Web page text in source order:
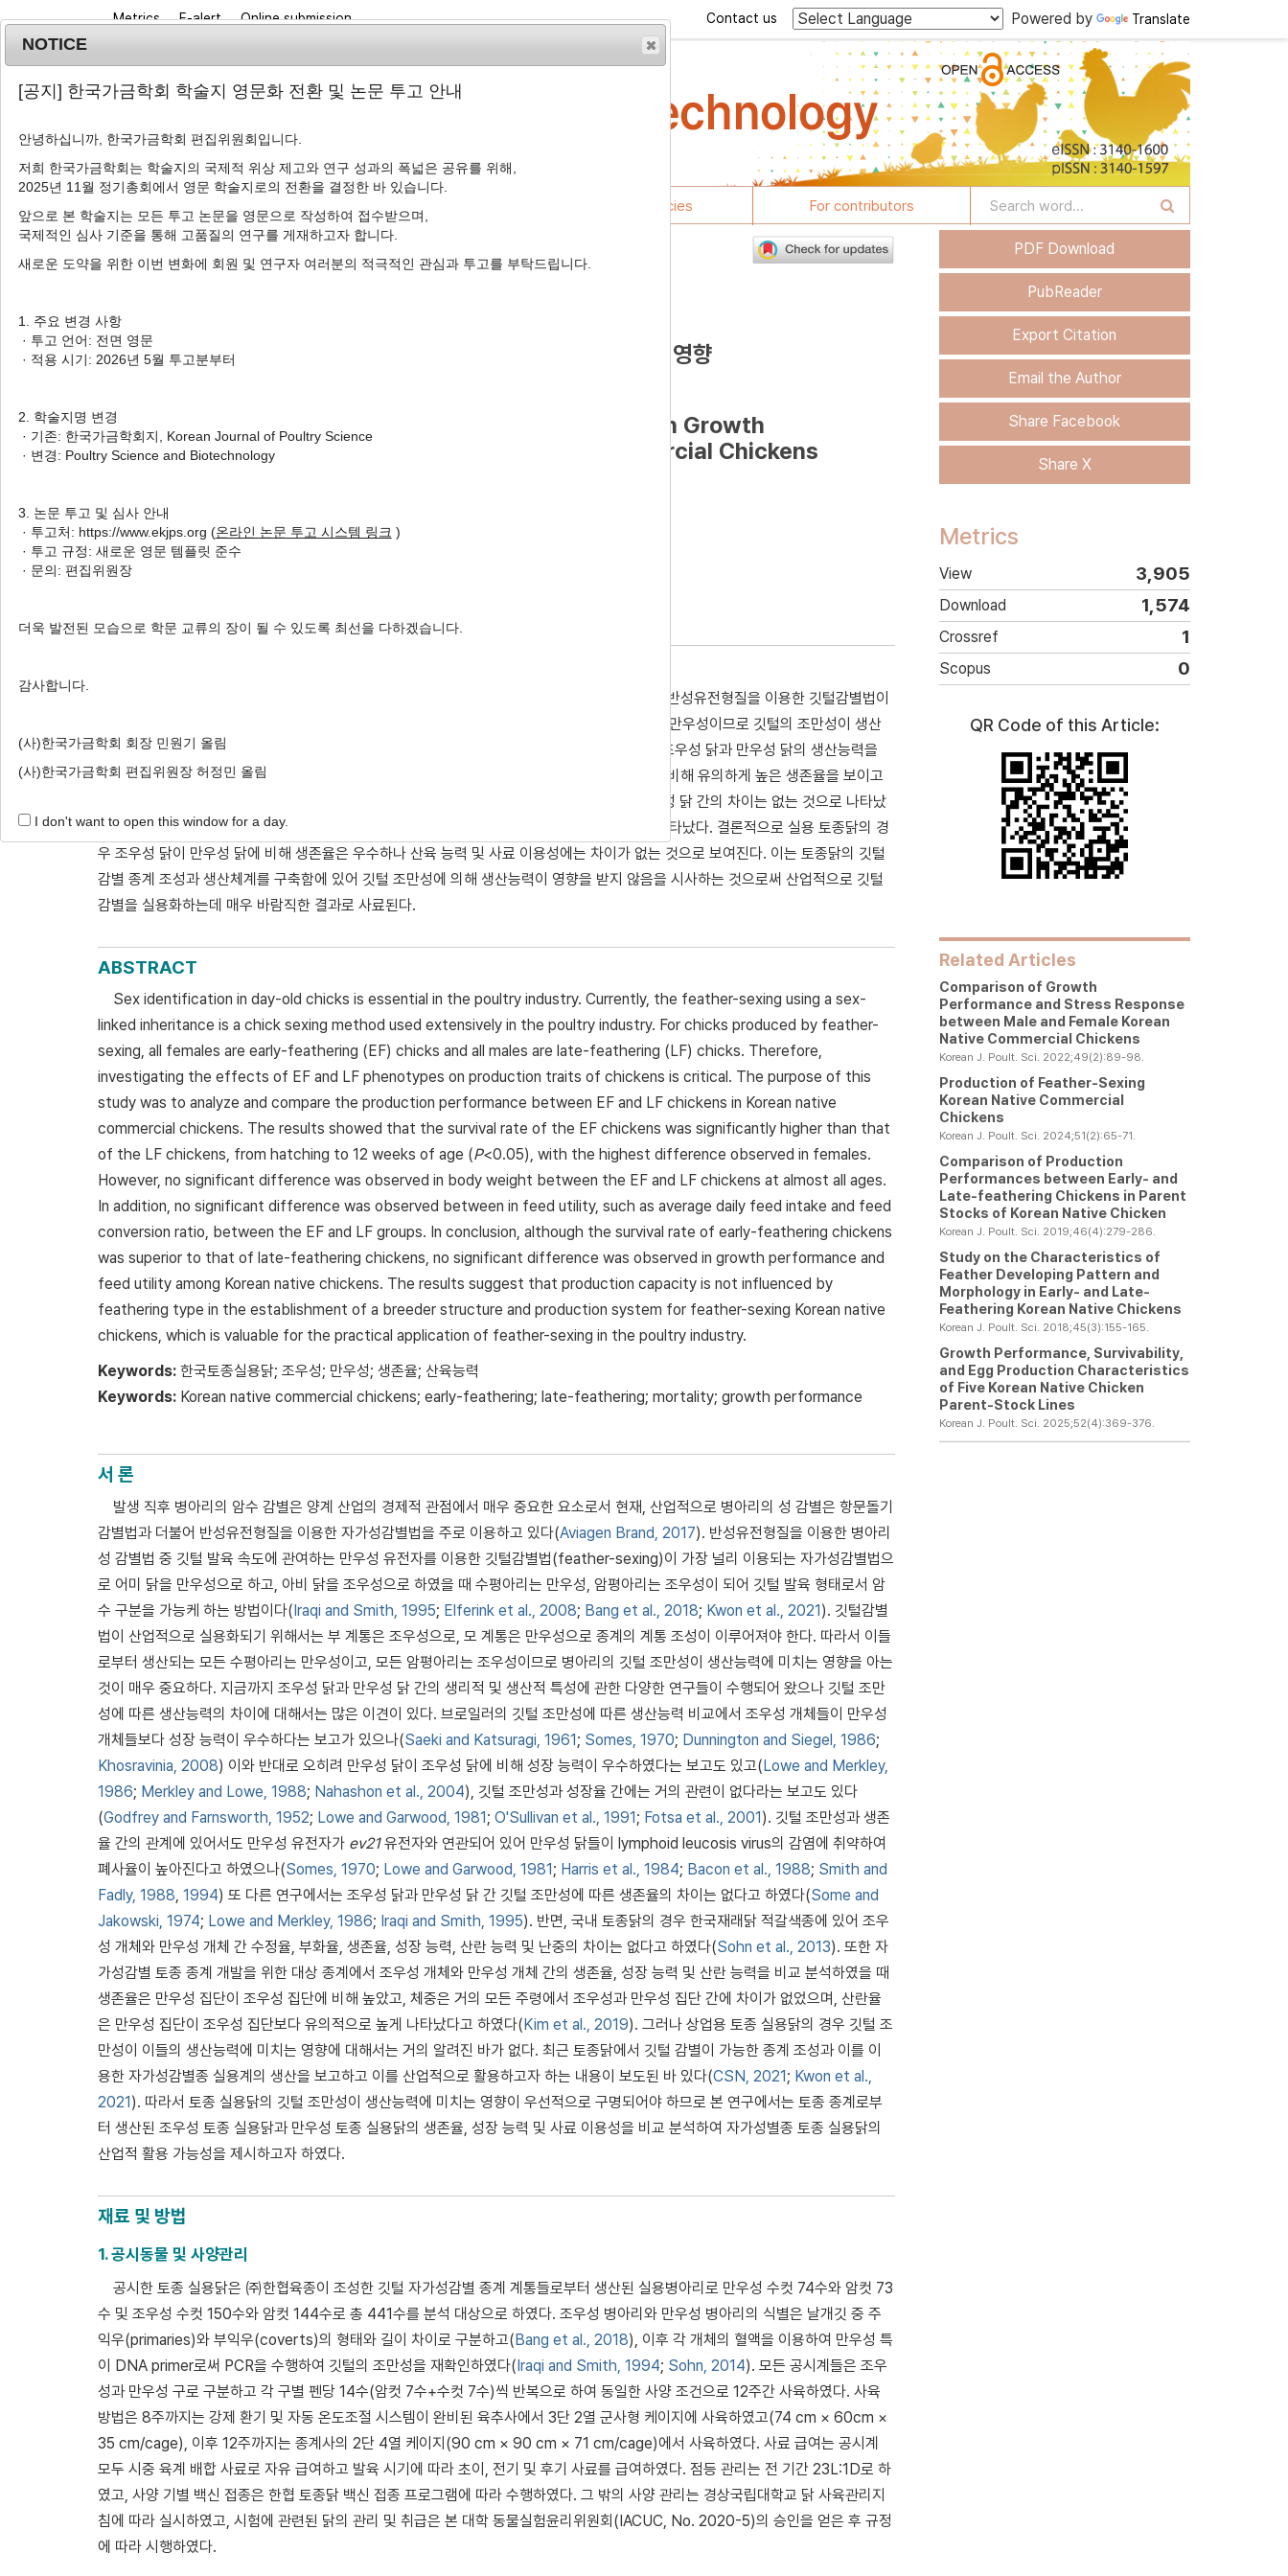
Metrics E-alert Online submission Powered by Translate
Contact us
Journal info Browse articles Journal policies For contributors
Korean J. Poult. Sci. 2021;48(4):177- 184
pISSN: 1225-6625, eISSN: 2287-5387
Article
토종 실용닭의 깃털 조만성 형태가 산육능력 및 생존율에 미치는 영향
Effects of Early- and Late-Feathering Phenotypes on Growth
Performance and Mortality in Korean Native Commercial Chickens
Author Information & Copyright ▼
Received: Oct 19, 2021
병아리의 성 감별은 양계 산업에 매우 중요한 요소이다. 현재, 산업적으로 병아리의 성 감별은 반성유전형질을 이용한 깃털감별법이
가장 널리 이용되고 있다. 그러나 깃털 감별로 생산된 병아리는 암컷은 모두 조우성, 수컷은 모두 만우성이므로 깃털의 조만성이 생산
능력에 미치는 영향을 아는 것이 매우 중요하다. 따라서 본 연구에서는 실용 토종닭을 대상으로 조우성 닭과 만우성 닭의 생산능력을
비교 분석하고자 하였다. 분석 결과, 발생 후 12주령까지의 생존율에서 조우성 닭이 만우성 닭에 비해 유의하게 높은 생존율을 보이고
<0.05). 체중은 거의 모든 주령에서 조우성 닭과 만우성 닭 간의 차이는 없는 것으로 나타났
다. 사료 섭취량 및 사료요구율에 있어서도 모든 조사 기간내 두 집단 간의 차이가 없는 것으로 나타났다. 결론적으로 실용 토종닭의 경
우 조우성 닭이 만우성 닭에 비해 생존율은 우수하나 산육 능력 및 사료 이용성에는 차이가 없는 것으로 보여진다. 이는 토종닭의 깃털
감별 종계 조성과 생산체계를 구축함에 있어 깃털 조만성에 의해 생산능력이 영향을 받지 않음을 시사하는 것으로써 산업적으로 깃털
감별을 실용화하는데 매우 바람직한 결과로 사료된다.
ABSTRACT
Sex identification in day-old chicks is essential in the poultry industry. Currently, the feather-sexing using a sex-
linked inheritance is a chick sexing method used extensively in the poultry industry. For chicks produced by feather-
sexing, all females are early-feathering (EF) chicks and all males are late-feathering (LF) chicks. Therefore,
investigating the effects of EF and LF phenotypes on production traits of chickens is critical. The purpose of this
study was to analyze and compare the production performance between EF and LF chickens in Korean native
commercial chickens. The results showed that the survival rate of the EF chickens was significantly higher than that
of the LF chickens, from hatching to 12 weeks of age (P<0.05), with the highest difference observed in females.
However, no significant difference was observed in body weight between the EF and LF chickens at almost all ages.
In addition, no significant difference was observed between in feed utility, such as average daily feed intake and feed
conversion ratio, between the EF and LF groups. In conclusion, although the survival rate of early-feathering chickens
was superior to that of late-feathering chickens, no significant difference was observed in growth performance and
feed utility among Korean native chickens. The results suggest that production capacity is not influenced by
feathering type in the establishment of a breeder structure and production system for feather-sexing Korean native
chickens, which is valuable for the practical application of feather-sexing in the poultry industry.
Keywords: 한국토종실용닭; 조우성; 만우성; 생존율; 산육능력
Keywords: Korean native commercial chickens; early-feathering; late-feathering; mortality; growth performance
서 론
발생 직후 병아리의 암수 감별은 양계 산업의 경제적 관점에서 매우 중요한 요소로서 현재, 산업적으로 병아리의 성 감별은 항문돌기
감별법과 더불어 반성유전형질을 이용한 자가성감별법을 주로 이용하고 있다(Aviagen Brand, 2017). 반성유전형질을 이용한 병아리
성 감별법 중 깃털 발육 속도에 관여하는 만우성 유전자를 이용한 깃털감별법(feather-sexing)이 가장 널리 이용되는 자가성감별법으
로 어미 닭을 만우성으로 하고, 아비 닭을 조우성으로 하였을 때 수평아리는 만우성, 암평아리는 조우성이 되어 깃털 발육 형태로서 암
수 구분을 가능케 하는 방법이다(Iraqi and Smith, 1995; Elferink et al., 2008; Bang et al., 2018; Kwon et al., 2021). 깃털감별
법이 산업적으로 실용화되기 위해서는 부 계통은 조우성으로, 모 계통은 만우성으로 종계의 계통 조성이 이루어져야 한다. 따라서 이들
로부터 생산되는 모든 수평아리는 만우성이고, 모든 암평아리는 조우성이므로 병아리의 깃털 조만성이 생산능력에 미치는 영향을 아는
것이 매우 중요하다. 지금까지 조우성 닭과 만우성 닭 간의 생리적 및 생산적 특성에 관한 다양한 연구들이 수행되어 왔으나 깃털 조만
성에 따른 생산능력의 차이에 대해서는 많은 이견이 있다. 브로일러의 깃털 조만성에 따른 생산능력 비교에서 조우성 개체들이 만우성
개체들보다 성장 능력이 우수하다는 보고가 있으나(Saeki and Katsuragi, 1961; Somes, 1970; Dunnington and Siegel, 1986;
Khosravinia, 2008) 이와 반대로 오히려 만우성 닭이 조우성 닭에 비해 성장 능력이 우수하였다는 보고도 있고(Lowe and Merkley,
1986; Merkley and Lowe, 1988; Nahashon et al., 2004), 깃털 조만성과 성장율 간에는 거의 관련이 없다라는 보고도 있다
(Godfrey and Farnsworth, 1952; Lowe and Garwood, 1981; O'Sullivan et al., 1991; Fotsa et al., 2001). 깃털 조만성과 생존
율 간의 관계에 있어서도 만우성 유전자가 ev21유전자와 연관되어 있어 만우성 닭들이 lymphoid leucosis virus의 감염에 취약하여
폐사율이 높아진다고 하였으나(Somes, 1970; Lowe and Garwood, 1981; Harris et al., 1984; Bacon et al., 1988; Smith and
Fadly, 1988 1994) 또 다른 연구에서는 조우성 닭과 만우성 닭 간 깃털 조만성에 따른 생존율의 차이는 없다고 하였다(Some and
Jakowski, 1974; Lowe and Merkley, 1986; Iraqi and Smith, 1995). 반면, 국내 토종닭의 경우 한국재래닭 적갈색종에 있어 조우
성 개체와 만우성 개체 간 수정율, 부화율, 생존율, 성장 능력, 산란 능력 및 난중의 차이는 없다고 하였다(Sohn et al., 2013). 또한 자
가성감별 토종 종계 개발을 위한 대상 종계에서 조우성 개체와 만우성 개체 간의 생존율, 성장 능력 및 산란 능력을 비교 분석하였을 때
생존율은 만우성 집단이 조우성 집단에 비해 높았고, 체중은 거의 모든 주령에서 조우성과 만우성 집단 간에 차이가 없었으며, 산란율
은 만우성 집단이 조우성 집단보다 유의적으로 높게 나타났다고 하였다(Kim et al., 2019). 그러나 상업용 토종 실용닭의 경우 깃털 조
만성이 이들의 생산능력에 미치는 영향에 대해서는 거의 알려진 바가 없다. 최근 토종닭에서 깃털 감별이 가능한 종계 조성과 이를 이
용한 자가성감별종 실용계의 생산을 보고하고 이를 산업적으로 활용하고자 하는 내용이 보도된 바 있다(CSN, 2021; Kwon et al.,
2021). 따라서 토종 실용닭의 깃털 조만성이 생산능력에 미치는 영향이 우선적으로 구명되어야 하므로 본 연구에서는 토종 종계로부
터 생산된 조우성 토종 실용닭과 만우성 토종 실용닭의 생존율, 성장 능력 및 사료 이용성을 비교 분석하여 자가성별종 토종 실용닭의
산업적 활용 가능성을 제시하고자 하였다.
재료 및 방법
1. 공시동물 및 사양관리
공시한 토종 실용닭은 ㈜한협육종이 조성한 깃털 자가성감별 종계 계통들로부터 생산된 실용병아리로 만우성 수컷 74수와 암컷 73
수 및 조우성 수컷 150수와 암컷 144수로 총 441수를 분석 대상으로 하였다. 조우성 병아리와 만우성 병아리의 식별은 날개깃 중 주
익우(primaries)와 부익우(coverts)의 형태와 길이 차이로 구분하고(Bang et al., 2018), 이후 각 개체의 혈액을 이용하여 만우성 특
이 DNA primer로써 PCR을 수행하여 깃털의 조만성을 재확인하였다(Iraqi and Smith, 1994; Sohn, 2014). 모든 공시계들은 조우
성과 만우성 구로 구분하고 각 구별 펜당 14수(암컷 7수+수컷 7수)씩 반복으로 하여 동일한 사양 조건으로 12주간 사육하였다. 사육
방법은 8주까지는 강제 환기 및 자동 온도조절 시스템이 완비된 육추사에서 3단 2열 군사형 케이지에 사육하였고(74 cm × 60cm ×
35 cm/cage), 이후 12주까지는 종계사의 2단 4열 케이지(90 cm × 90 cm × 71 cm/cage)에서 사육하였다. 사료 급여는 공시계
모두 시중 육계 배합 사료로 자유 급여하고 발육 시기에 따라 초이, 전기 및 후기 사료를 급여하였다. 점등 관리는 전 기간 23L:1D로 하
였고, 사양 기별 백신 접종은 한협 토종닭 백신 접종 프로그램에 따라 수행하였다. 그 밖의 사양 관리는 경상국립대학교 닭 사육관리지
침에 따라 실시하였고, 시험에 관련된 닭의 관리 및 취급은 본 대학 동물실험윤리위원회(IACUC, No. 2020-5)의 승인을 얻은 후 규정
에 따라 시행하였다.
PDF Download
PubReader
Export Citation
Email the Author
Share Facebook
Share X
Metrics
View 3,905
Download 1,574
Crossref 1
Scopus 0
QR Code of this Article:
Related Articles
Comparison of Growth
Performance and Stress Response
between Male and Female Korean
Native Commercial Chickens
Korean J. Poult. Sci. 2022;49(2):89-98.
Production of Feather-Sexing
Korean Native Commercial
Chickens
Korean J. Poult. Sci. 2024;51(2):65-71.
Comparison of Production
Performances between Early- and
Late-feathering Chickens in Parent
Stocks of Korean Native Chicken
Korean J. Poult. Sci. 2019;46(4):279-286.
Study on the Characteristics of
Feather Developing Pattern and
Morphology in Early- and Late-
Feathering Korean Native Chickens
Korean J. Poult. Sci. 2018;45(3):155-165.
Growth Performance, Survivability,
and Egg Production Characteristics
of Five Korean Native Chicken
Parent-Stock Lines
Korean J. Poult. Sci. 2025;52(4):369-376.
NOTICE
[공지] 한국가금학회 학술지 영문화 전환 및 논문 투고 안내
안녕하십니까, 한국가금학회 편집위원회입니다.
저희 한국가금학회는 학술지의 국제적 위상 제고와 연구 성과의 폭넓은 공유를 위해,
2025년 11월 정기총회에서 영문 학술지로의 전환을 결정한 바 있습니다.
앞으로 본 학술지는 모든 투고 논문을 영문으로 작성하여 접수받으며,
국제적인 심사 기준을 통해 고품질의 연구를 게재하고자 합니다.
새로운 도약을 위한 이번 변화에 회원 및 연구자 여러분의 적극적인 관심과 투고를 부탁드립니다.
1. 주요 변경 사항
· 투고 언어: 전면 영문
· 적용 시기: 2026년 5월 투고분부터
2. 학술지명 변경
· 기존: 한국가금학회지, Korean Journal of Poultry Science
· 변경: Poultry Science and Biotechnology
3. 논문 투고 및 심사 안내
· 투고처: https://www.ekjps.org (온라인 논문 투고 시스템 링크 )
· 투고 규정: 새로운 영문 템플릿 준수
· 문의: 편집위원장
더욱 발전된 모습으로 학문 교류의 장이 될 수 있도록 최선을 다하겠습니다.
감사합니다.
(사)한국가금학회 회장 민원기 올림
(사)한국가금학회 편집위원장 허정민 올림
I don't want to open this window for a day.